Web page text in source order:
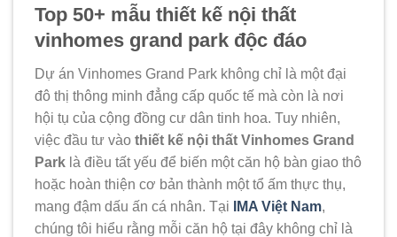
Top 50+ mẫu thiết kế nội thất
vinhomes grand park độc đáo
Dự án Vinhomes Grand Park không chỉ là một đại
đô thị thông minh đẳng cấp quốc tế mà còn là nơi
hội tụ của cộng đồng cư dân tinh hoa. Tuy nhiên,
việc đầu tư vào thiết kế nội thất Vinhomes Grand
Park là điều tất yếu để biến một căn hộ bàn giao thô
hoặc hoàn thiện cơ bản thành một tổ ấm thực thụ,
mang đậm dấu ấn cá nhân. Tại
IMA Việt Nam,
chúng tôi hiểu rằng mỗi căn hộ tại đây không chỉ là